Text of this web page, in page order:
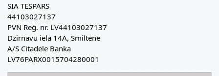
SIA TESPARS
44103027137
PVN Reģ. nr. LV44103027137
Dzirnavu iela 14A, Smiltene
A/S Citadele Banka
LV76PARX0015704280001